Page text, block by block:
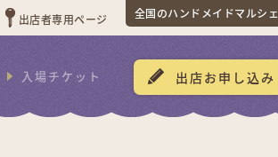
出店者専用ページ 全国のハンドメイドマルシェ
入場チケット 出店お申し込み